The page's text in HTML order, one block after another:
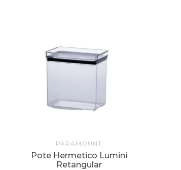
PARAMOUNT
Pote Hermetico Lumini
Retangular